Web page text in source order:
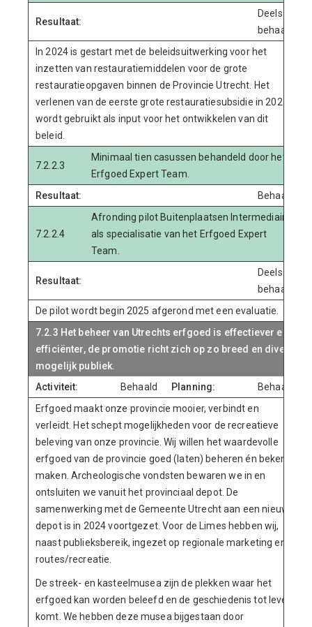
Resultaat:
Deels
behaald
In 2024 is gestart met de beleidsuitwerking voor het
inzetten van restauratiemiddelen voor de grote
restauratieopgaven binnen de Provincie Utrecht. Het
verlenen van de eerste grote restauratiesubsidie in 2025
wordt gebruikt als input voor het ontwikkelen van dit
beleid.
7.2.2.3
Minimaal tien casussen behandeld door het
Erfgoed Expert Team.
Resultaat:
Behaald
7.2.2.4
Afronding pilot Buitenplaatsen Intermediair
als specialisatie van het Erfgoed Expert
Team.
Resultaat:
Deels
behaald
De pilot wordt begin 2025 afgerond met een evaluatie.
7.2.3 Het beheer van Utrechts erfgoed is effectiever en
efficiënter, de promotie richt zich op zo breed en divers
mogelijk publiek.
Activiteit:
Behaald Planning:
Behaald
Erfgoed maakt onze provincie mooier, verbindt en
verleidt. Het schept mogelijkheden voor de recreatieve
beleving van onze provincie. Wij willen het waardevolle
erfgoed van de provincie goed (laten) beheren én bekend
maken. Archeologische vondsten bewaren we in en
ontsluiten we vanuit het provinciaal depot. De
samenwerking met de Gemeente Utrecht aan een nieuw
depot is in 2024 voortgezet. Voor de Limes hebben wij,
naast publieksbereik, ingezet op regionale marketing en
routes/recreatie.
De streek- en kasteelmusea zijn de plekken waar het
erfgoed kan worden beleefd en de geschiedenis tot leven
komt. We hebben deze musea bijgestaan door